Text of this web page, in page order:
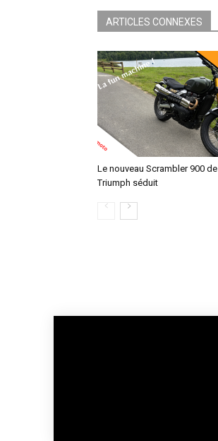
ARTICLES CONNEXES
Le nouveau Scrambler 900 de
Triumph séduit